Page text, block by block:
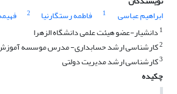
ابراهیم عباسی
1 فاطمه رستگارنیا 2
1 دانشیار-عضو هیئت علمی دانشگاه الزهرا
2کارشناسی ارشد حسابداری- مدرس موسسه
3کارشناسی ارشد مدیریت دولتی
چکیده